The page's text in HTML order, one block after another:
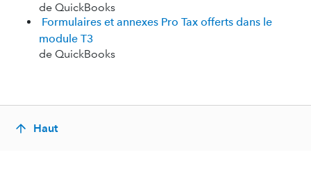
de QuickBooks
Formulaires et annexes Pro Tax offerts dans le
module T3
de QuickBooks
Haut